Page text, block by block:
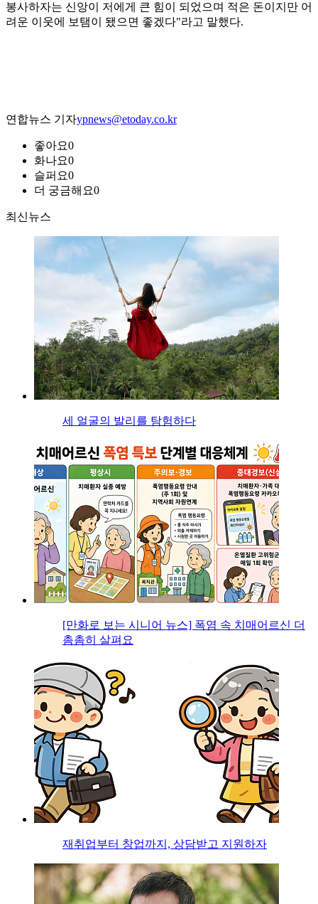
봉사하자는 신앙이 저에게 큰 힘이 되었으며 적은 돈이지만 어
려운 이웃에 보탬이 됐으면 좋겠다"라고 말했다.
연합뉴스 기자ypnews@etoday.co.kr
좋아요0
화나요0
슬퍼요0
더 궁금해요0
최신뉴스
세 얼굴의 발리를 탐험하다
[만화로 보는 시니어 뉴스] 폭염 속 치매어르신 더
촘촘히 살펴요
재취업부터 창업까지, 상담받고 지원하자